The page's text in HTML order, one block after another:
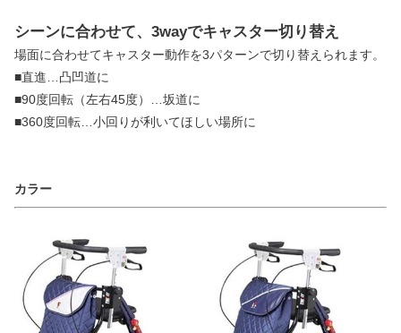
シーンに合わせて、3wayでキャスター切り替え
場面に合わせてキャスター動作を3パターンで切り替えられます。
■直進…凸凹道に
■90度回転（左右45度）…坂道に
■360度回転…小回りが利いてほしい場所に
カラー